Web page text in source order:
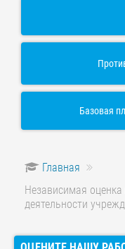
Базовая
Главная
Независимая оценка
деятельности